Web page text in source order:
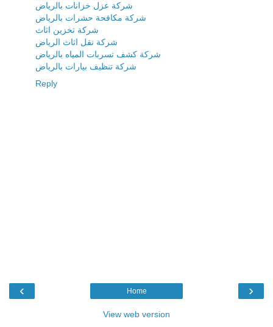
شركة عزل خزانات بالرياض
شركة مكافحة حشرات بالرياض
شركة تخزين اثاث
شركة نقل اثاث الرياض
شركة كشف تسربات المياه بالرياض
شركة تنظيف بيارات بالرياض
Reply
‹ ›
Home
View web version